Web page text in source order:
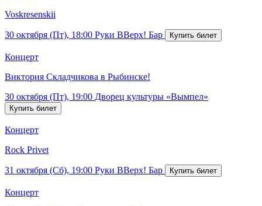
Voskresenskii
30 октября (Пт), 18:00 Руки ВВерх! Бар
Концерт
Виктория Складчикова в Рыбинске!
30 октября (Пт), 19:00 Дворец культуры «Вымпел»
Концерт
Rock Privet
31 октября (Сб), 19:00 Руки ВВерх! Бар
Концерт